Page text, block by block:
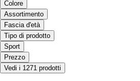
Colore
Assortimento
Fascia d'età
Tipo di prodotto
Sport
Prezzo
Vedi i 1271 prodotti